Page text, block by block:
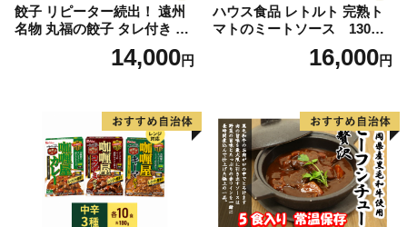
餃子 リピーター続出！ 遠州
名物 丸福の餃子 タレ付き ぎ
ょうざ ギョーザ ギョウザ 惣
菜 おかず 中華 点心 加工食品
14,000円
ハウス食品 レトルト 完熟ト
マトのミートソース 130g×
18個（3食×6個）16,000円